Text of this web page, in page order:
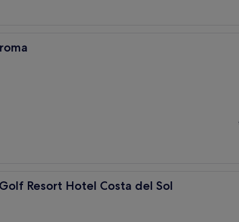
Resort Hotel Costa del Sol
Hotel Costa del Sol